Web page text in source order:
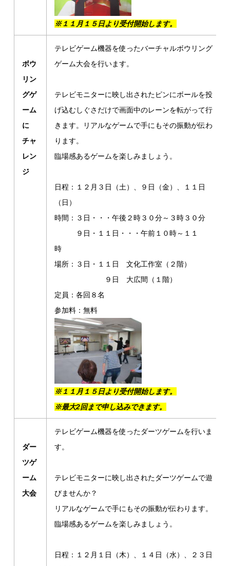
※１１月１５日より受付開始します。
ボウ
リン
グゲ
ーム
に
チャ
レン
ジ
テレビゲーム機器を使ったバーチャルボウリング
ゲーム大会を行います。
テレビモニターに映し出されたピンにボールを投
げ込むしぐさだけで画面中のレーンを転がって行
きます。リアルなゲームで手にもその振動が伝わ
ります。
臨場感あるゲームを楽しみましょう。
日程：１２月３日（土）、９日（金）、１１日
（日）
時間：３日・・・午後２時３０分～３時３０分
９日・１１日・・・午前１０時～１１
時
場所：３日・１１日 文化工作室（２階）
９日 大広間（１階）
定員：各回８名
参加料：無料
※１１月１５日より受付開始します。
※最大2回まで申し込みできます。
ダー
ツゲ
ーム
大会
テレビゲーム機器を使ったダーツゲームを行いま
す。
テレビモニターに映し出されたダーツゲームで遊
びませんか？
リアルなゲームで手にもその振動が伝わります。
臨場感あるゲームを楽しみましょう。
日程：１２月１日（木）、１４日（水）、２３日